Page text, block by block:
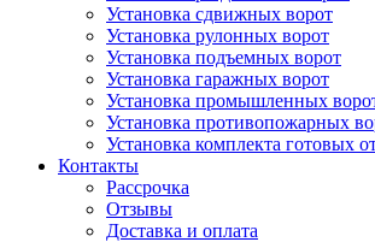
Установка сдвижных ворот
Установка рулонных ворот
Установка подъемных ворот
Установка гаражных ворот
Установка промышленных
Установка противопожарных
Установка комплекта готовых
Контакты
Рассрочка
Отзывы
Доставка и оплата